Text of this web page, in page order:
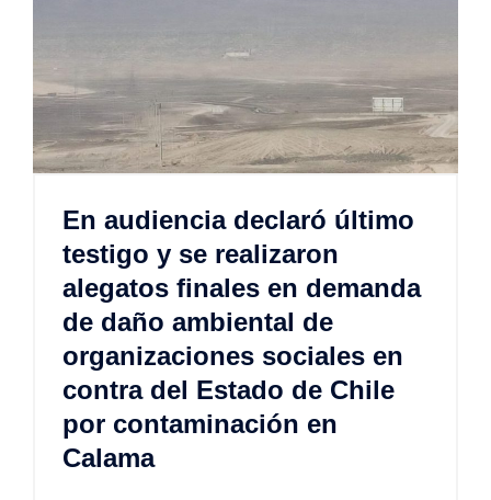
En audiencia declaró último
testigo y se realizaron
alegatos finales en demanda
de daño ambiental de
organizaciones sociales en
contra del Estado de Chile
por contaminación en
Calama